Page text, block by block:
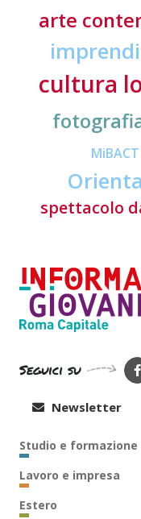
arte
cultura
MiBACT
spettacolo
Seguici su
Newsletter
Studio e formazione
Lavoro e impresa
Estero